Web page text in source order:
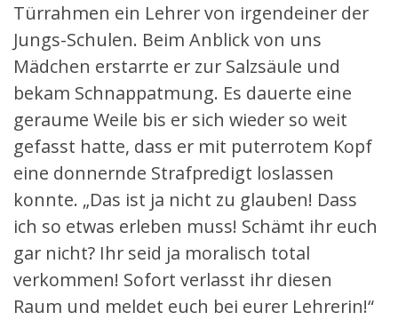
Türrahmen ein Lehrer von irgendeiner der
Jungs-Schulen. Beim Anblick von uns
Mädchen erstarrte er zur Salzsäule und
bekam Schnappatmung. Es dauerte eine
geraume Weile bis er sich wieder so weit
gefasst hatte, dass er mit puterrotem Kopf
eine donnernde Strafpredigt loslassen
konnte. „Das ist ja nicht zu glauben! Dass
ich so etwas erleben muss! Schämt ihr euch
gar nicht? Ihr seid ja moralisch total
verkommen! Sofort verlasst ihr diesen
Raum und meldet euch bei eurer Lehrerin!“